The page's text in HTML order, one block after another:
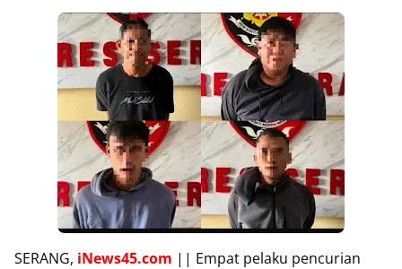
SERANG, iNews45.com || Empat pelaku pencurian